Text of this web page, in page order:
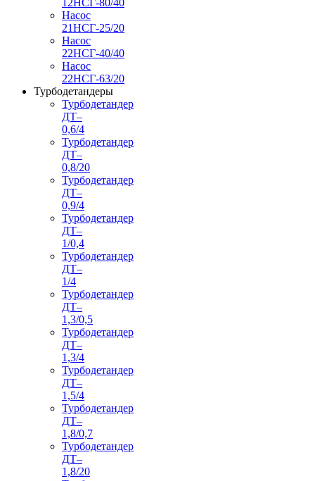
Насос
21НСГ-25/20
Насос
22НСГ-40/40
Насос
22НСГ-63/20
Турбодетандеры
Турбодетандер
ДТ–
0,6/4
Турбодетандер
ДТ–
0,8/20
Турбодетандер
ДТ–
0,9/4
Турбодетандер
ДТ–
1/0,4
Турбодетандер
ДТ–
1/4
Турбодетандер
ДТ–
1,3/0,5
Турбодетандер
ДТ–
1,3/4
Турбодетандер
ДТ–
1,5/4
Турбодетандер
ДТ–
1,8/0,7
Турбодетандер
ДТ–
1,8/20